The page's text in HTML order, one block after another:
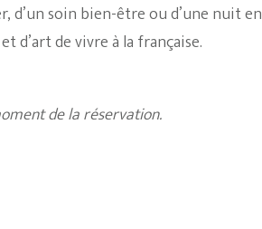
d’un soin bien-être ou d’une nuit en
d’art de vivre à la française.
de la réservation.